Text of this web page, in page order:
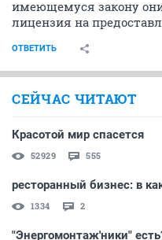
имеющемуся закону
лицензия на
ОТВЕТИТЬ
СЕЙЧАС ЧИТАЮТ
Красотой мир спасется
52929 555
ресторанный бизнес: в
1334 2
"Энергомонтаж'ники"